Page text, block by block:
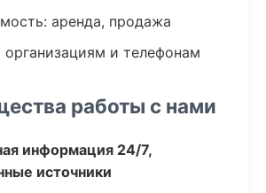
аренда, продажа
и телефонам
работы с нами
информация 24/7,
источники